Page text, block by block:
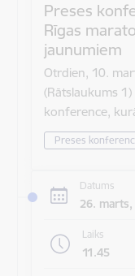
Preses
Rīgas
jaunumiem
Otrdien, 10.
(Rātslaukums
konference,
Preses
Datums
26.
Laiks
11.45